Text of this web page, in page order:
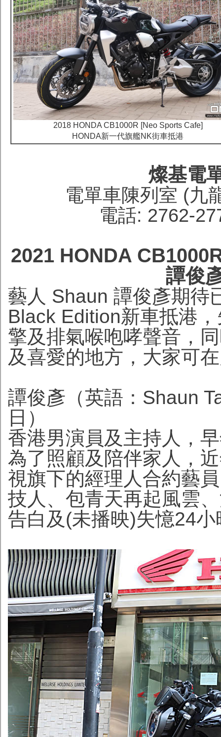
2018 HONDA CB1000R [Neo Sports Cafe]
HONDA新一代旗艦NK街車抵港
燦基電
電單車陳列室 (九
電話: 2762-
2021 HONDA
譚俊
藝人 Shaun 譚俊彥期待
Black Edition新車抵港
擎及排氣喉咆哮聲音，
及喜愛的地方，大家可
譚俊彥（英語：Shaun
日）
香港男演員及主持人，
為了照顧及陪伴家人，
視旗下的經理人合約藝
技人、包青天再起風雲
告白及(未播映)失憶24